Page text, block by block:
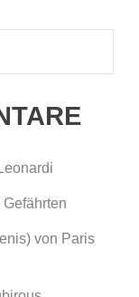
von Paris